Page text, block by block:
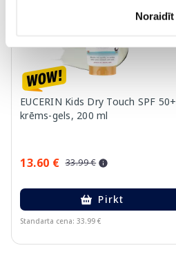
Noraidīt
EUCERIN Kids Dry Touch SPF 50+
krēms-gels, 200 ml
13.60 € 33.99 €
Pirkt
Standarta cena: 33.99 €